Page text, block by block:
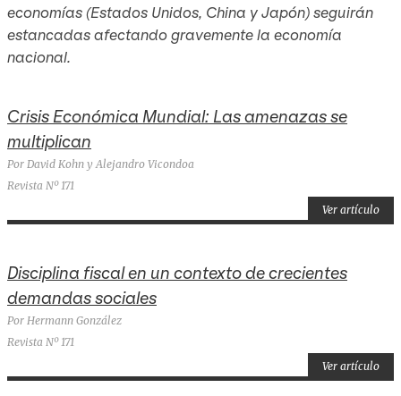
economías (Estados Unidos, China y Japón) seguirán
estancadas afectando gravemente la economía
nacional.
Crisis Económica Mundial: Las amenazas se
multiplican
Por David Kohn y Alejandro Vicondoa
Revista Nº 171
Ver artículo
Disciplina fiscal en un contexto de crecientes
demandas sociales
Por Hermann González
Revista Nº 171
Ver artículo